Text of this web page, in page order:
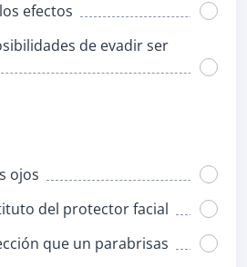
efectos
de evadir ser
ojos
del protector facial
que un parabrisas